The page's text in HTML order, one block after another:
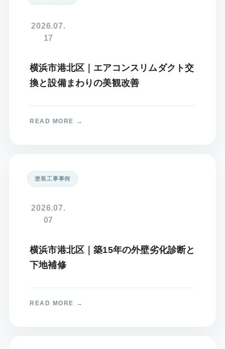
2026.07.
17
横浜市港北区｜エアコンスリムダクト交
換と設備まわりの美観改善
塗装工事事例
2026.07.
07
横浜市港北区｜築15年の外壁劣化診断と
下地補修